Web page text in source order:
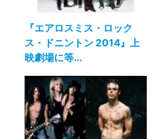
『エアロスミス・ロック
ス・ドニントン 2014』上
映劇場に等...